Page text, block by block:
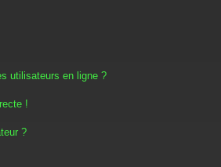
utilisateurs en ligne ?
!
?